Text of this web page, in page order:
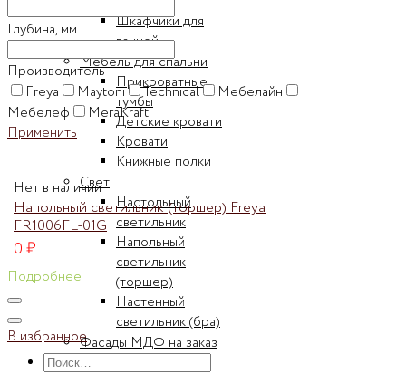
Шкафчики для
ванной
Мебель для спальни
Прикроватные
тумбы
Детские кровати
Кровати
Книжные полки
Свет
Настольный
светильник
Напольный
светильник
(торшер)
Настенный
светильник (бра)
Фасады МДФ на заказ
Искать:
Глубина, мм
Производитель
Freya
Maytoni Technical
Мебелайн
Мебелеф
МегаKraft
Применить
Нет в наличии
Напольный светильник (торшер) Freya
FR1006FL-01G
0₽
Подробнее
В избранное